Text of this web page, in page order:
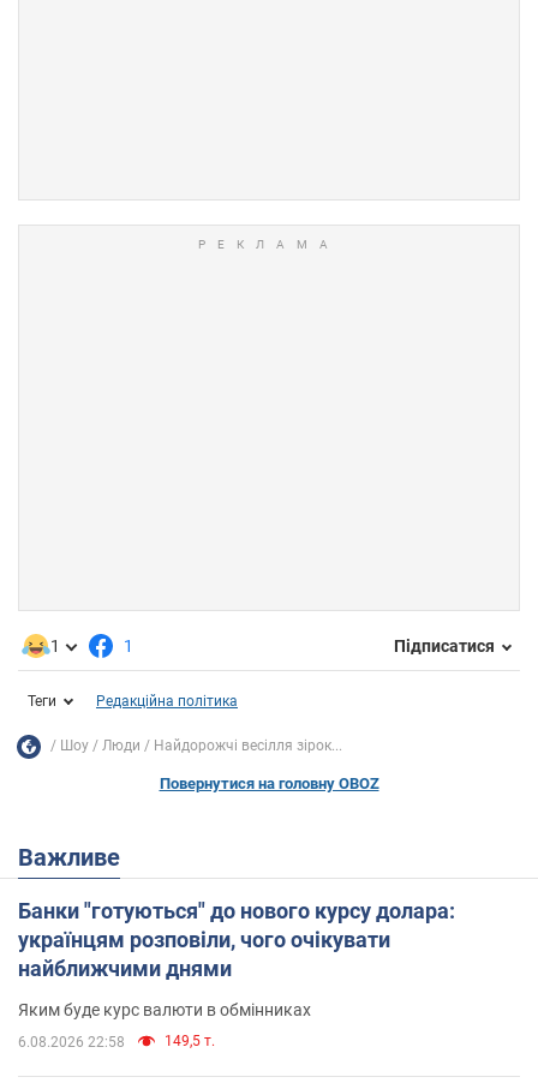
1 1 Підписатися
Теги Редакційна політика
Шоу Люди Найдорожчі весілля зірок...
Повернутися на головну OBOZ
Важливе
Банки "готуються" до нового курсу долара:
українцям розповіли, чого очікувати
найближчими днями
Яким буде курс валюти в обмінниках
6.08.2026 22:58 149,5 т.